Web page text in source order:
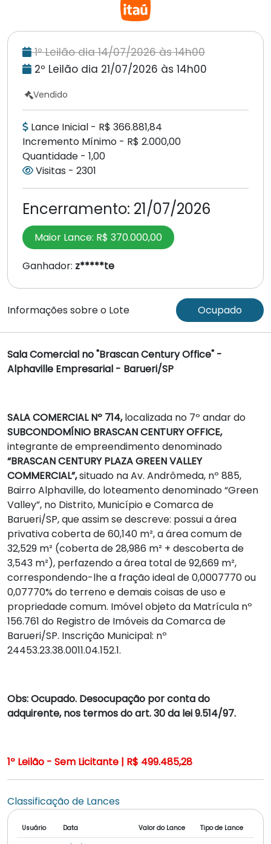
1º Leilão dia 14/07/2026 às 14h00
2º Leilão dia 21/07/2026 às 14h00
Vendido
Lance Inicial - R$ 366.881,84
Incremento Mínimo - R$ 2.000,00
Quantidade - 1,00
Visitas - 2301
Encerramento: 21/07/2026
Maior Lance: R$ 370.000,00
Ganhador: z*****te
Informações sobre o Lote Ocupado
Sala Comercial no "Brascan Century Office" -
Alphaville Empresarial - Barueri/SP
SALA COMERCIAL Nº 714,localizada no 7º andar do
SUBCONDOMÍNIO BRASCAN CENTURY OFFICE,
integrante de empreendimento denominado
“BRASCAN CENTURY PLAZA GREEN VALLEY
COMMERCIAL”,situado na Av. Andrômeda, nº 885,
Bairro Alphaville, do loteamento denominado “Green
Valley”, no Distrito, Município e Comarca de
Barueri/SP, que assim se descreve: possui a área
privativa coberta de 60,140 m², a área comum de
32,529 m² (coberta de 28,986 m² + descoberta de
3,543 m²), perfazendo a área total de 92,669 m²,
correspondendo-lhe a fração ideal de 0,0007770 ou
0,07770% do terreno e demais coisas de uso e
propriedade comum. Imóvel objeto da Matrícula nº
156.761 do Registro de Imóveis da Comarca de
Barueri/SP. Inscrição Municipal: nº
24453.23.38.0011.04.152.1.
Obs: Ocupado. Desocupação por conta do
adquirente, nos termos do art. 30 da lei 9.514/97.
1º Leilão - Sem Licitante | R$ 499.485,28
Classificação de Lances
Usuário Data Valor do Lance Tipo de Lance